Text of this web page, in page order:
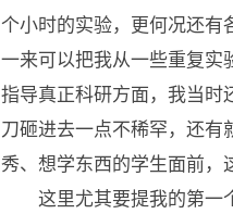
个小时的实验，更何况还有
一来可以把我从一些重复实
指导真正科研方面，我当时
刀砸进去一点不稀罕，还有
秀、想学东西的学生面前，
这里尤其要提我的第一个